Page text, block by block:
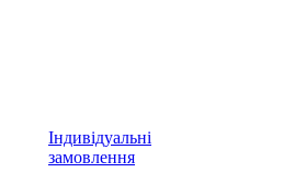
Індивідуальні
замовлення